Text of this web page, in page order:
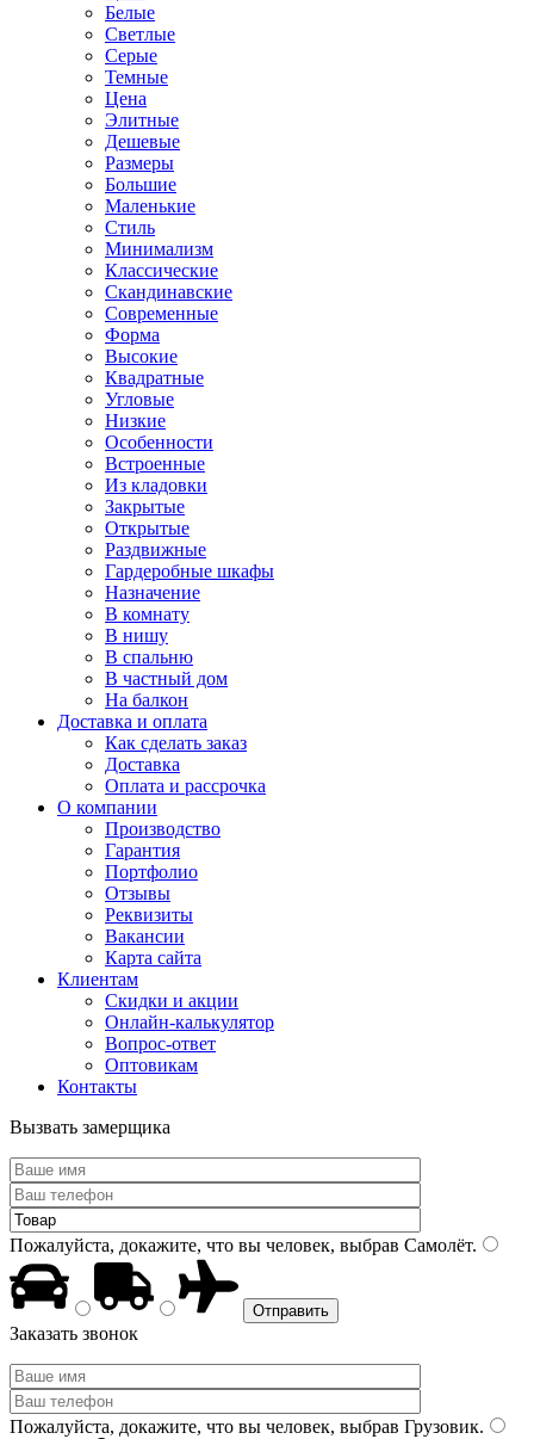
Белые
Светлые
Серые
Темные
Цена
Элитные
Дешевые
Размеры
Большие
Маленькие
Стиль
Минимализм
Классические
Скандинавские
Современные
Форма
Высокие
Квадратные
Угловые
Низкие
Особенности
Встроенные
Из кладовки
Закрытые
Открытые
Раздвижные
Гардеробные шкафы
Назначение
В комнату
В нишу
В спальню
В частный дом
На балкон
Доставка и оплата
Как сделать заказ
Доставка
Оплата и рассрочка
О компании
Производство
Гарантия
Портфолио
Отзывы
Реквизиты
Вакансии
Карта сайта
Клиентам
Скидки и акции
Онлайн-калькулятор
Вопрос-ответ
Оптовикам
Контакты
Вызвать замерщика
Пожалуйста, докажите, что вы человек, выбрав Самолёт.
Заказать звонок
Пожалуйста, докажите, что вы человек, выбрав Грузовик.